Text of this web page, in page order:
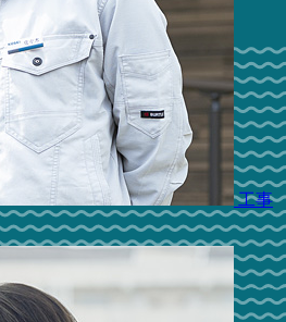
工事